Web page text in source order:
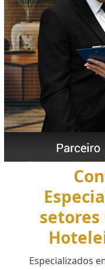
setores
Especializados